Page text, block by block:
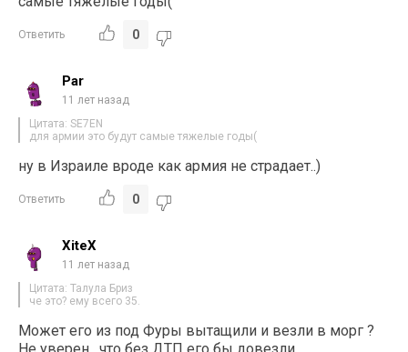
Ответить 0
Par
11 лет назад
Цитата: SE7EN
для армии это будут самые тяжелые годы(
ну в Израиле вроде как армия не страдает..)
Ответить 0
XiteX
11 лет назад
Цитата: Талула Бриз
че это? ему всего 35.
Может его из под Фуры вытащили и везли в морг ?